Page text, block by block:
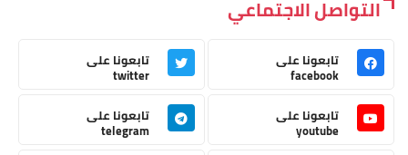
التواصل الاجتماعي
تابعونا على
facebook
تابعونا على
twitter
تابعونا على
youtube
تابعونا على
telegram